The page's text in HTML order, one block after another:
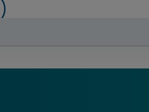
Städten, Großen